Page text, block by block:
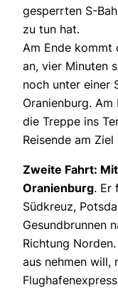
gesperrten S-
zu tun hat.
Am Ende kommt
an, vier Minuten
noch unter einer
Oranienburg. Am
die Treppe ins
Reisende am
Zweite Fahrt: Mit
Oranienburg. Er
Südkreuz,
Gesundbrunnen
Richtung
aus nehmen will,